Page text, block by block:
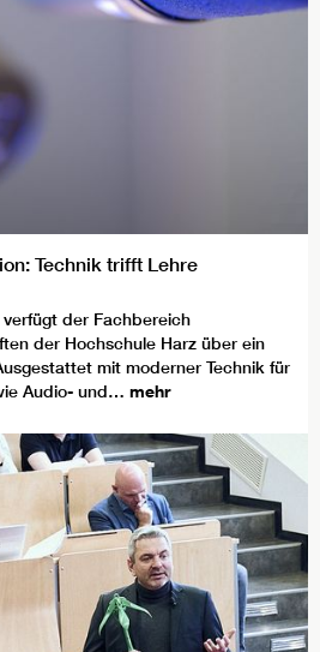
Technik trifft Lehre
der Fachbereich
der Hochschule Harz über ein
mit moderner Technik für
Audio- und… mehr